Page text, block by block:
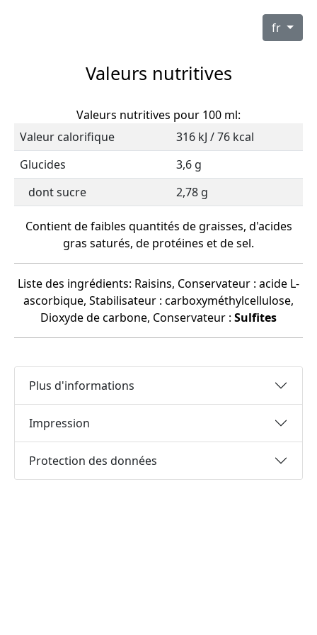
fr
Valeurs nutritives
Valeurs nutritives pour 100 ml:
Valeur calorifique
316 kJ / 76 kcal
Glucides
3,6 g
dont sucre
2,78 g
Contient de faibles quantités de graisses, d'acides
gras saturés, de protéines et de sel.
Liste des ingrédients: Raisins, Conservateur : acide L-
ascorbique, Stabilisateur : carboxyméthylcellulose,
Dioxyde de carbone, Conservateur : Sulfites
Plus d'informations
Impression
Protection des données